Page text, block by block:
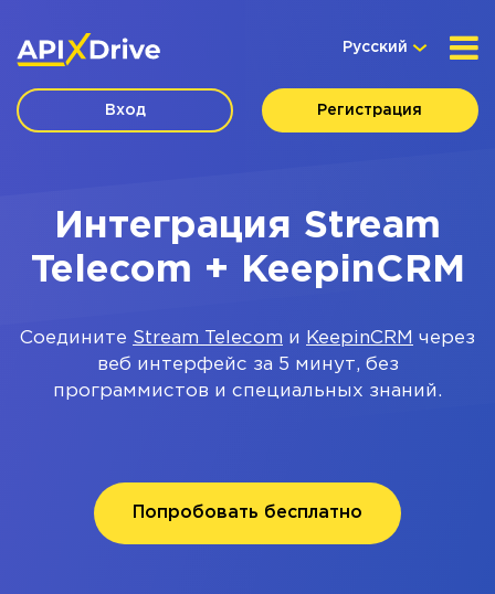
Русский
Вход Регистрация
Интеграция Stream
Telecom + KeepinCRM
Соедините Stream Telecom и KeepinCRM через
веб интерфейс за 5 минут, без
программистов и специальных знаний.
Попробовать бесплатно